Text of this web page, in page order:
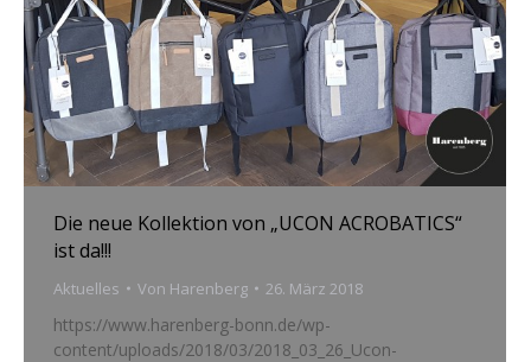
Die neue Kollektion von „UCON ACROBATICS“
ist da!!!
Aktuelles Von Harenberg 26. März 2018
https://www.harenberg-bonn.de/wp-
content/uploads/2018/03/2018_03_26_Ucon-